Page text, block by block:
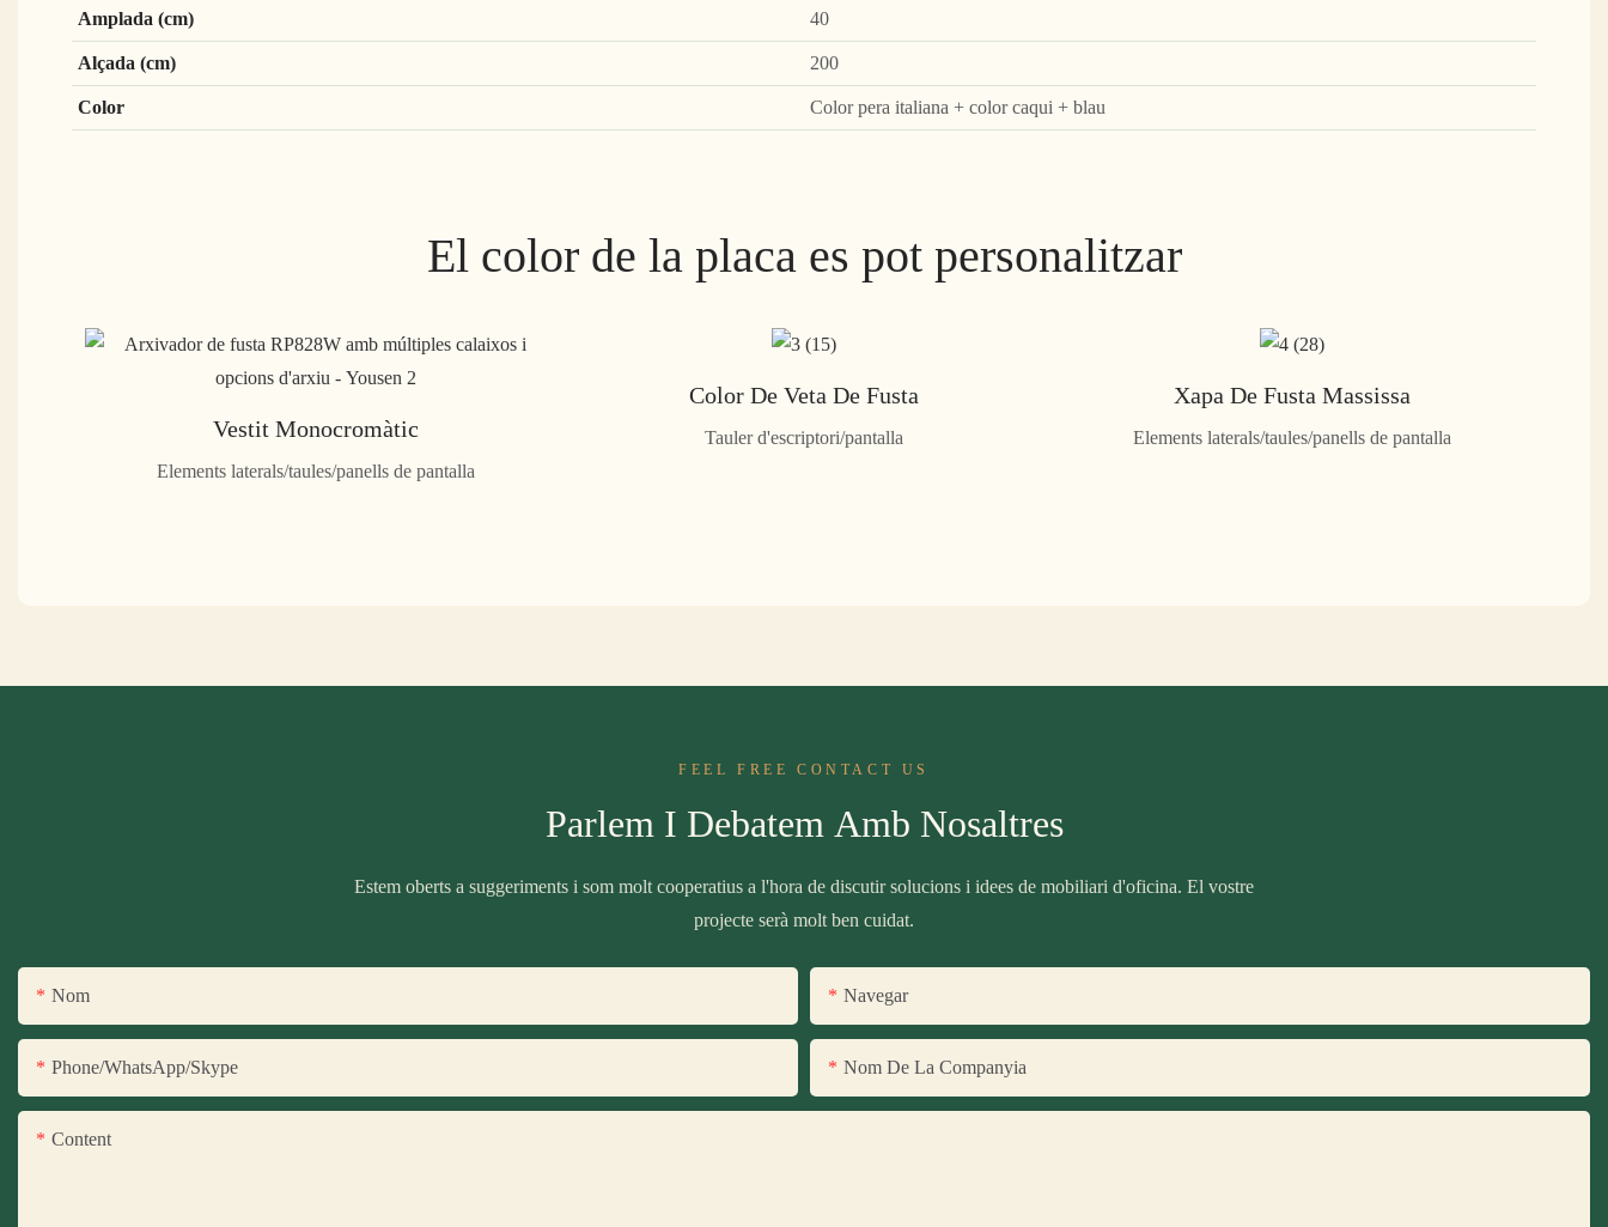
Amplada (cm)
40
Alçada (cm)
200
Color
Color pera italiana + color caqui + blau
El color de la placa es pot personalitzar
Vestit Monocromàtic
Elements laterals/taules/panells de pantalla
Color De Veta De Fusta
Tauler d'escriptori/pantalla
Xapa De Fusta Massissa
Elements laterals/taules/panells de pantalla
FEEL FREE CONTACT US
Parlem I Debatem Amb Nosaltres
Estem oberts a suggeriments i som molt cooperatius a l'hora de discutir solucions i idees de mobiliari d'oficina. El vostre
projecte serà molt ben cuidat.
Nom Navegar
Phone/WhatsApp/Skype Nom De La Companyia
Content